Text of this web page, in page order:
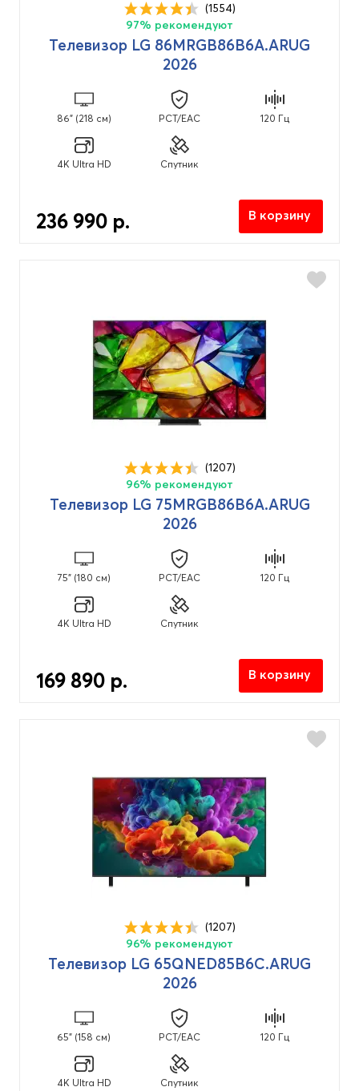
(1554)
97% рекомендуют
Телевизор LG 86MRGB86B6A.ARUG
2026
86" (218 см) PCT/EAC 120 Гц
4K Ultra HD Спутник
236 990 р. В корзину
(1207)
96% рекомендуют
Телевизор LG 75MRGB86B6A.ARUG
2026
75" (180 см) PCT/EAC 120 Гц
4K Ultra HD Спутник
169 890 р. В корзину
(1207)
96% рекомендуют
Телевизор LG 65QNED85B6C.ARUG
2026
65" (158 см) PCT/EAC 120 Гц
4K Ultra HD Спутник